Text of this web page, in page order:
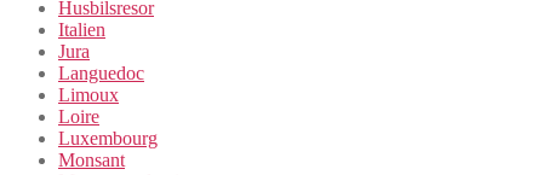
Husbilsresor
Italien
Jura
Languedoc
Limoux
Loire
Luxembourg
Monsant